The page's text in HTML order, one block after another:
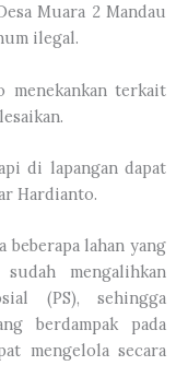
Muara 2 Mandau
ilegal.
menekankan terkait
di lapangan dapat
Hardianto.
beberapa lahan yang
mengalihkan
(PS), sehingga
berdampak pada
mengelola secara